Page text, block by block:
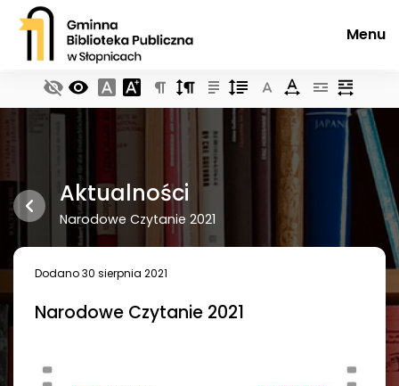
Menu
Aktualności
Narodowe Czytanie 2021
Dodano 30 sierpnia 2021
Narodowe Czytanie 2021